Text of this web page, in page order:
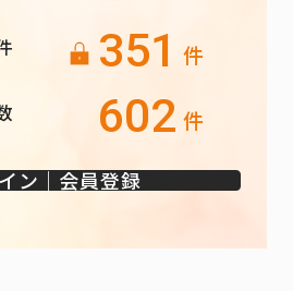
351 件
602 件
ン｜会員登録